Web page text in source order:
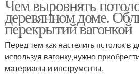
Чем выровнять
деревянном доме.
перекрытий вагонкой
Перед тем как настелить потолок в
используя вагонку,нужно
материалы и инструменты.